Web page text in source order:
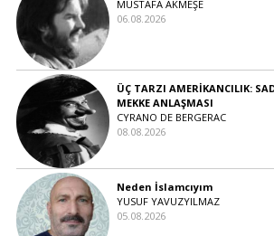
MUSTAFA AKMEŞE
06.08.2026
ÜÇ TARZI AMERİKANCILIK:
MEKKE ANLAŞMASI
CYRANO DE BERGERAC
08.08.2026
Neden İslamcıyım
YUSUF YAVUZYILMAZ
05.08.2026